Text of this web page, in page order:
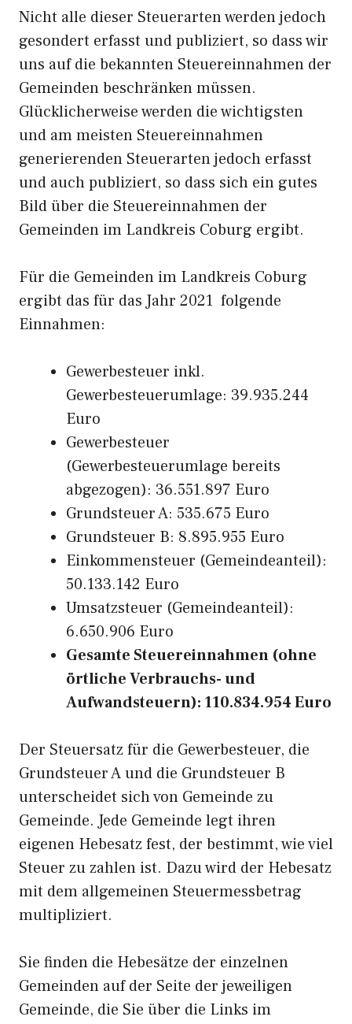
Nicht alle dieser Steuerarten werden jedoch
gesondert erfasst und publiziert, so dass wir
uns auf die bekannten Steuereinnahmen der
Gemeinden beschränken müssen.
Glücklicherweise werden die wichtigsten
und am meisten Steuereinnahmen
generierenden Steuerarten jedoch erfasst
und auch publiziert, so dass sich ein gutes
Bild über die Steuereinnahmen der
Gemeinden im Landkreis Coburg ergibt.
Für die Gemeinden im Landkreis Coburg
ergibt das für das Jahr 2021 folgende
Einnahmen:
Gewerbesteuer inkl.
Gewerbesteuerumlage: 39.935.244
Euro
Gewerbesteuer
(Gewerbesteuerumlage bereits
abgezogen): 36.551.897 Euro
Grundsteuer A: 535.675 Euro
Grundsteuer B: 8.895.955 Euro
Einkommensteuer (Gemeindeanteil):
50.133.142 Euro
Umsatzsteuer (Gemeindeanteil):
6.650.906 Euro
Gesamte Steuereinnahmen (ohne
örtliche Verbrauchs- und
Aufwandsteuern): 110.834.954 Euro
Der Steuersatz für die Gewerbesteuer, die
Grundsteuer A und die Grundsteuer B
unterscheidet sich von Gemeinde zu
Gemeinde. Jede Gemeinde legt ihren
eigenen Hebesatz fest, der bestimmt, wie viel
Steuer zu zahlen ist. Dazu wird der Hebesatz
mit dem allgemeinen Steuermessbetrag
multipliziert.
Sie finden die Hebesätze der einzelnen
Gemeinden auf der Seite der jeweiligen
Gemeinde, die Sie über die Links im